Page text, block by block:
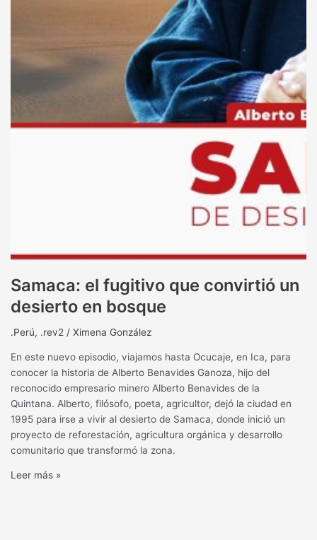
Samaca: el fugitivo que convirtió un
desierto en bosque
.Perú, .rev2 /Ximena González
En este nuevo episodio, viajamos hasta Ocucaje, en Ica, para
conocer la historia de Alberto Benavides Ganoza, hijo del
reconocido empresario minero Alberto Benavides de la
Quintana. Alberto, filósofo, poeta, agricultor, dejó la ciudad en
1995 para irse a vivir al desierto de Samaca, donde inició un
proyecto de reforestación, agricultura orgánica y desarrollo
comunitario que transformó la zona.
Leer más »